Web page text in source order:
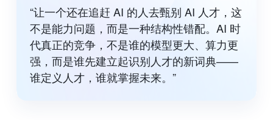
“让一个还在追赶 AI 的人去甄别 AI 人才，这
不是能力问题，而是一种结构性错配。AI 时
代真正的竞争，不是谁的模型更大、算力更
强，而是谁先建立起识别人才的新词典——
谁定义人才，谁就掌握未来。”